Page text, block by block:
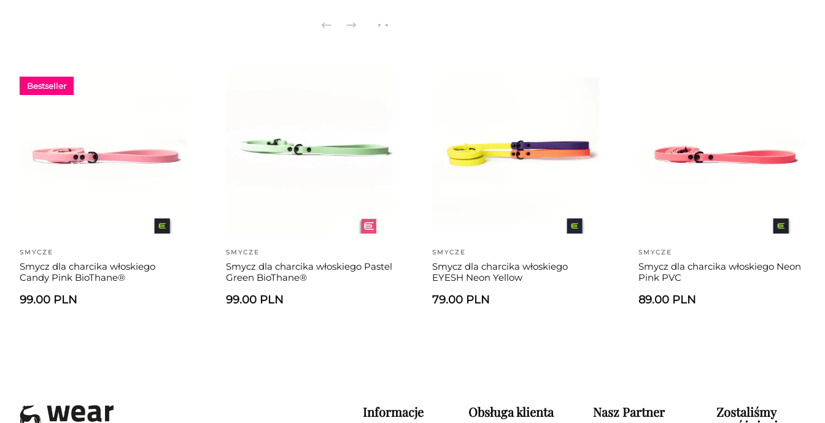
Bestseller
SMYCZE
Smycz dla charcika włoskiego
Candy Pink BioThane®
99.00 PLN
SMYCZE
Smycz dla charcika włoskiego Pastel
Green BioThane®
99.00 PLN
SMYCZE
Smycz dla charcika włoskiego
EYESH Neon Yellow
79.00 PLN
SMYCZE
Smycz dla charcika włoskiego Neon
Pink PVC
89.00 PLN
Informacje Obsługa klienta Nasz Partner
Zostaliśmy